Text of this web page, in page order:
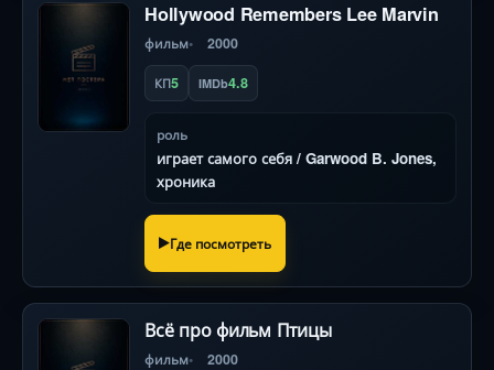
Hollywood Remembers Lee Marvin
фильм 2000
КП5 IMDb4.8
роль
играет самого себя / Garwood B. Jones,
хроника
Где посмотреть
Всё про фильм Птицы
фильм 2000